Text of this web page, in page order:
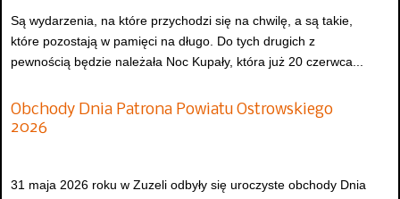
Są wydarzenia, na które przychodzi się na chwilę, a są takie,
które pozostają w pamięci na długo. Do tych drugich z
pewnością będzie należała Noc Kupały, która już 20 czerwca...
Obchody Dnia Patrona Powiatu Ostrowskiego
2026
31 maja 2026 roku w Zuzeli odbyły się uroczyste obchody Dnia